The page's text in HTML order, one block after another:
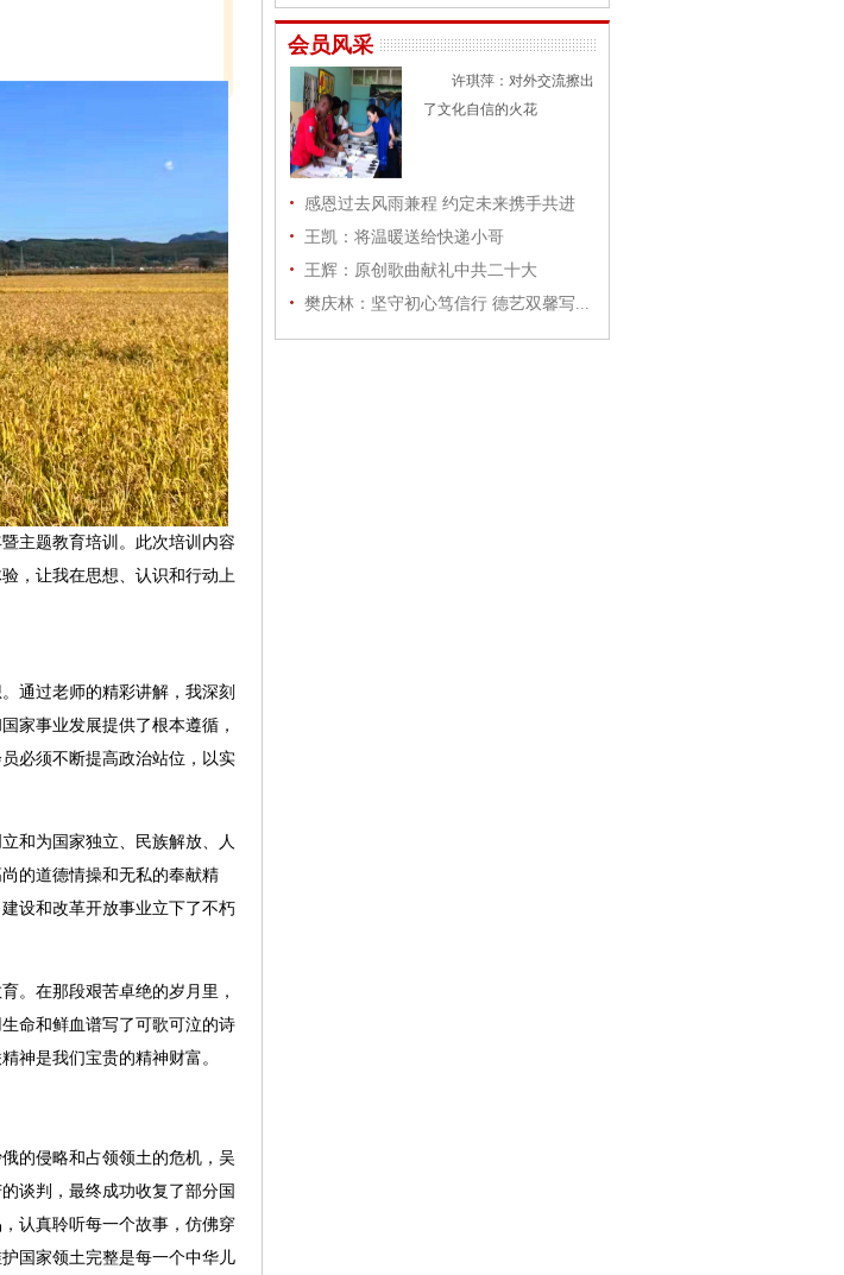
主题教育培训。此次培训内容
，让我在思想、认识和行动上
通过老师的精彩讲解，我深刻
家事业发展提供了根本遵循，
必须不断提高政治站位，以实
和为国家独立、民族解放、人
的道德情操和无私的奉献精
设和改革开放事业立下了不朽
在那段艰苦卓绝的岁月里，
命和鲜血谱写了可歌可泣的诗
神是我们宝贵的精神财富。
的侵略和占领领土的危机，吴
谈判，最终成功收复了部分国
认真聆听每一个故事，仿佛穿
国家领土完整是每一个中华儿
会员风采
许琪萍：对外交流擦出
了文化自信的火花
感恩过去风雨兼程 约定未来携手共进
王凯：将温暖送给快递小哥
王辉：原创歌曲献礼中共二十大
樊庆林：坚守初心笃信行 德艺双馨写...